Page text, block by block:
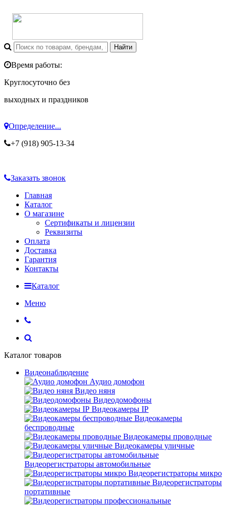
Время работы:
Круглосуточно без
выходных и праздников
Определение...
+7 (918) 905-13-34
Заказать звонок
Главная
Каталог
О магазине
Сертификаты и лицензии
Реквизиты
Оплата
Доставка
Гарантия
Контакты
Каталог
Меню
Каталог товаров
Видеонаблюдение
Аудио домофон
Видео няня
Видеодомофоны
Видеокамеры IP
Видеокамеры
беспроводные
Видеокамеры проводные
Видеокамеры уличные
Видеорегистраторы автомобильные
Видеорегистраторы микро
Видеорегистраторы
портативные